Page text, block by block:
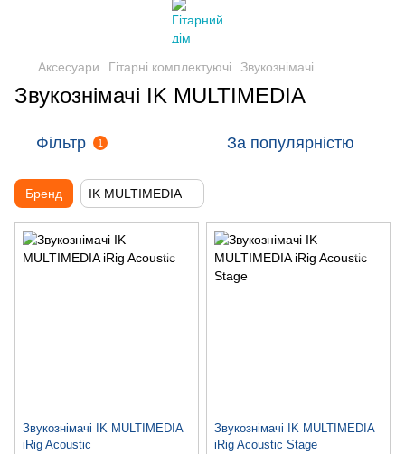
Аксесуари Гітарні комплектуючі Звукознімачі
Звукознімачі IK MULTIMEDIA
Фільтр 1 За популярністю
Бренд IK MULTIMEDIA
Звукознімачі IK MULTIMEDIA
iRig Acoustic
Звукознімачі IK MULTIMEDIA
iRig Acoustic Stage